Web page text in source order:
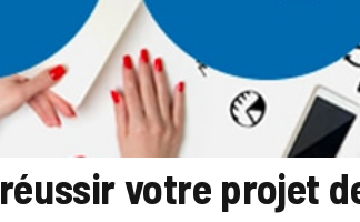
votre projet